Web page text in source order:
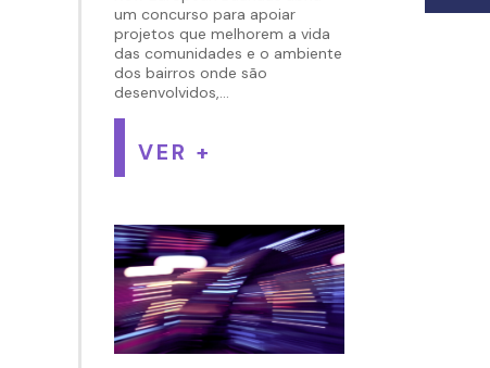
um concurso para apoiar
projetos que melhorem a vida
das comunidades e o ambiente
dos bairros onde são
desenvolvidos,...
VER +